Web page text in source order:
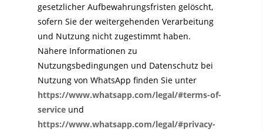
gesetzlicher Aufbewahrungsfristen gelöscht,
sofern Sie der weitergehenden Verarbeitung
und Nutzung nicht zugestimmt haben.
Nähere Informationen zu
Nutzungsbedingungen und Datenschutz bei
Nutzung von WhatsApp finden Sie unter
https://www.whatsapp.com/legal/#terms-of-
service und
https://www.whatsapp.com/legal/#privacy-